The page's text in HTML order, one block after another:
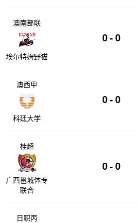
澳南部联
埃尔特姆野猫
0 - 0
澳西甲
科廷大学
0 - 0
桂超
广西邕城体专
联合
0 - 0
日职丙